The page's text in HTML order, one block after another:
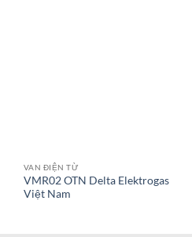
VAN ĐIỆN TỪ
VMR02 OTN Delta Elektrogas
Việt Nam